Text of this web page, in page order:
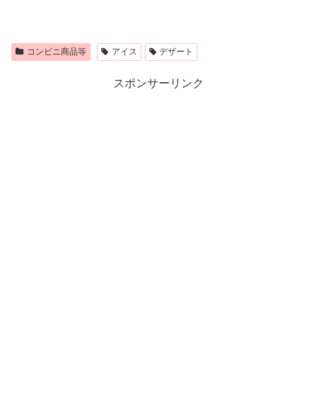
コンビニ商品等 アイス デザート
スポンサーリンク